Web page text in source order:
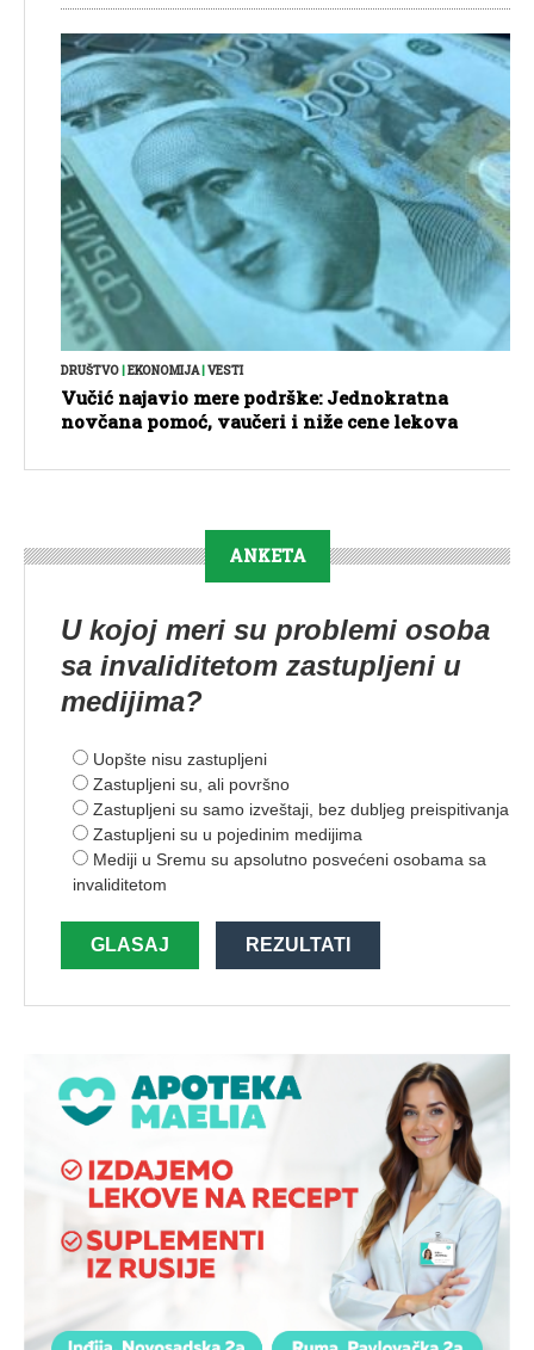
DRUŠTVO|EKONOMIJA|VESTI
Vučić najavio mere podrške: Jednokratna
novčana pomoć, vaučeri i niže cene lekova
ANKETA
U kojoj meri su problemi osoba
sa invaliditetom zastupljeni u
medijima?
Uopšte nisu zastupljeni
Zastupljeni su, ali površno
Zastupljeni su samo izveštaji, bez dubljeg preispitivanja
Zastupljeni su u pojedinim medijima
Mediji u Sremu su apsolutno posvećeni osobama sa
invaliditetom
GLASAJ REZULTATI